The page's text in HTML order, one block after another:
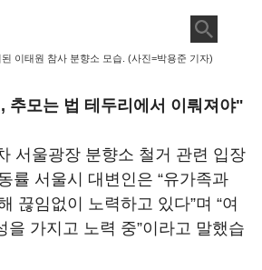
이태원 참사 분향소 모습. (사진=박용준 기자)
추모는 법 테두리에서 이뤄져야"
서울광장 분향소 철거 관련 입장
률 서울시 대변인은 “유가족과
끊임없이 노력하고 있다”며 “여
을 가지고 노력 중”이라고 말했습